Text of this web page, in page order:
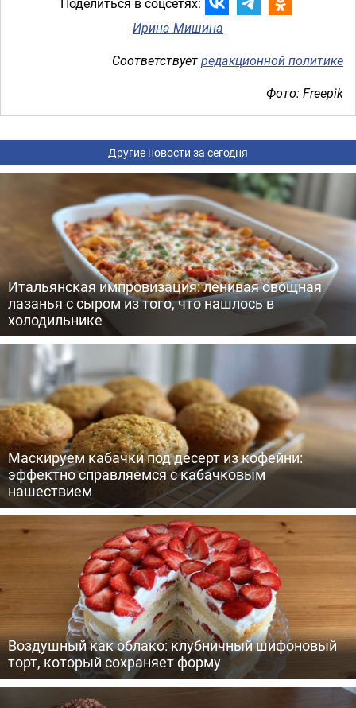
Ирина Мишина
Соответствуетредакционной политике
Фото: Freepik
Другие новости за сегодня
Итальянская импровизация: ленивая овощная
лазанья с сыром из того, что нашлось в
холодильнике
Маскируем кабачки под десерт из кофейни:
эффектно справляемся с кабачковым
нашествием
Воздушный как облако: клубничный шифоновый
торт, который сохраняет форму